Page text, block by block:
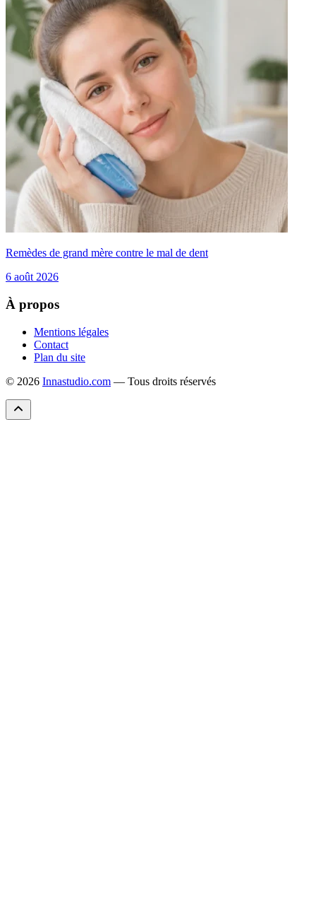
Remèdes de grand mère contre le mal de dent
6 août 2026
À propos
Mentions légales
Contact
Plan du site
© 2026 Innastudio.com — Tous droits réservés